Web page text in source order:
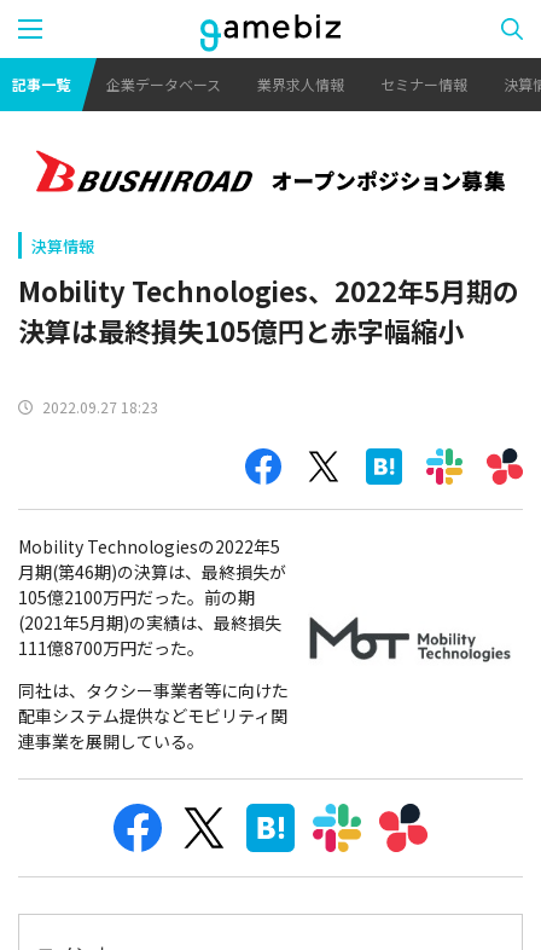
記事一覧 企業データベース 業界求人情報 セミナー情報 決算
決算情報
Mobility Technologies、2022年5月期の
決算は最終損失105億円と赤字幅縮小
2022.09.27 18:23
Mobility Technologiesの2022年5
月期(第46期)の決算は、最終損失が
105億2100万円だった。前の期
(2021年5月期)の実績は、最終損失
111億8700万円だった。
同社は、タクシー事業者等に向けた
配車システム提供などモビリティ関
連事業を展開している。